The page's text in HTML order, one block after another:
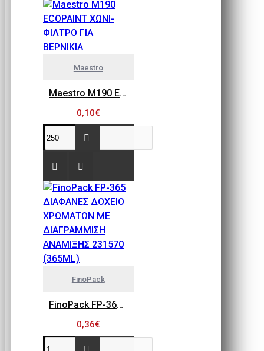
Maestro
Maestro M190 ECOPAINT ΧΩΝΙ-ΦΙΛΤΡΟ ΓΙΑ ΒΕΡΝΙΚΙΑ
0,10€
FinoPack
FinoPack FP-365 ΔΙΑΦΑΝΕΣ ΔΟΧΕΙΟ ΧΡΩΜΑΤΩΝ ΜΕ ΔΙΑΓΡΑΜΜΙΣΗ ΑΝΑΜΙΞΗΣ 231570 (365ML)
0,36€